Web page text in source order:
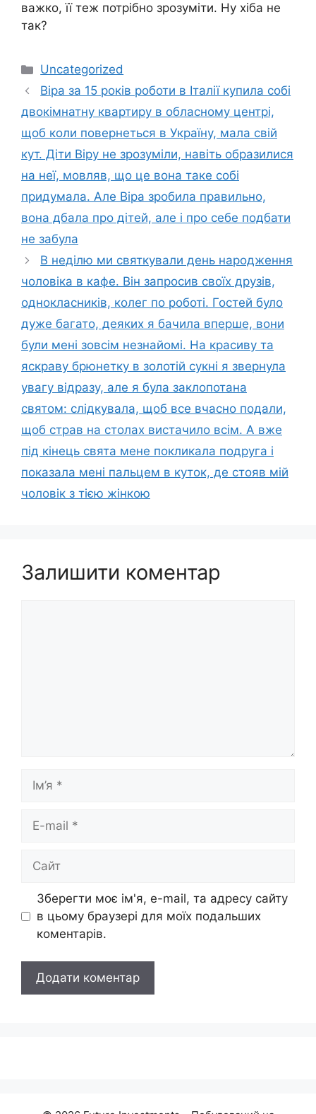
важко, її теж потрібно зрозуміти. Ну хіба не
так?
Категорії
Uncategorized
Віра за 15 років роботи в Італії купила собі
двокімнатну квартиру в обласному центрі,
щоб коли повернеться в Україну, мала свій
кут. Діти Віру не зрозуміли, навіть образилися
на неї, мовляв, що це вона таке собі
придумала. Але Віра зробила правильно,
вона дбала про дітей, але і про себе подбати
не забула
В неділю ми святкували день народження
чоловіка в кафе. Він запросив своїх друзів,
однокласників, колег по роботі. Гостей було
дуже багато, деяких я бачила вперше, вони
були мені зовсім незнайомі. На красиву та
яскраву брюнетку в золотій сукні я звернула
увагу відразу, але я була заклопотана
святом: слідкувала, щоб все вчасно подали,
щоб страв на столах вистачило всім. А вже
під кінець свята мене покликала подруга і
показала мені пальцем в куток, де стояв мій
чоловік з тією жінкою
Залишити коментар
Ім’я
Сайт
Зберегти моє ім'я, e-mail, та адресу сайту
в цьому браузері для моїх подальших
коментарів.